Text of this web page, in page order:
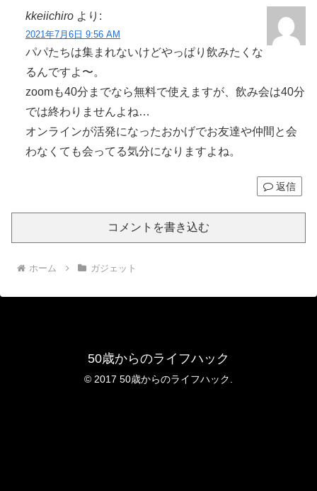
kkeiichiro より:
2021年7月6日 9:56 AM
パパたちは集まれないけどやっぱり飲みたくな
るんですよ〜。
zoomも40分までなら無料で使えますが、飲み会は40分
では終わりませんよね…
オンラインが活発になったおかげでお友達や仲間と会
わなくても会ってる気分になりますよね。
返信
コメントを書き込む
ホーム ガジェット
50歳からのライフハック
© 2017 50歳からのライフハック.